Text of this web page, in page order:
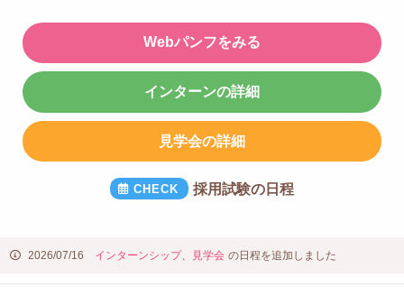
Webパンフをみる
インターンの詳細
見学会の詳細
採用試験の日程
2026/07/16 インターンシップ、 見学会 の日程を追加しました